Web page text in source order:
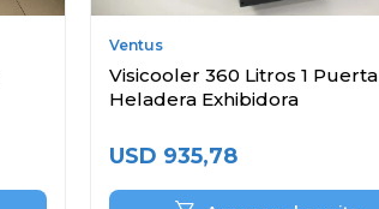
Ventus
Visicooler 360 Litros 1 Puerta
Heladera Exhibidora
USD 935,78